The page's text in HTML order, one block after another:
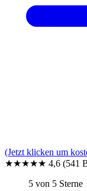
(Jetzt klicken um
★★★★★ 4,6 (541
5 von 5 Sterne